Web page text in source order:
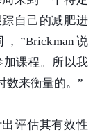
自己的减肥进
”Brickman说
课程。所以我
数来衡量的。”
评估其有效性